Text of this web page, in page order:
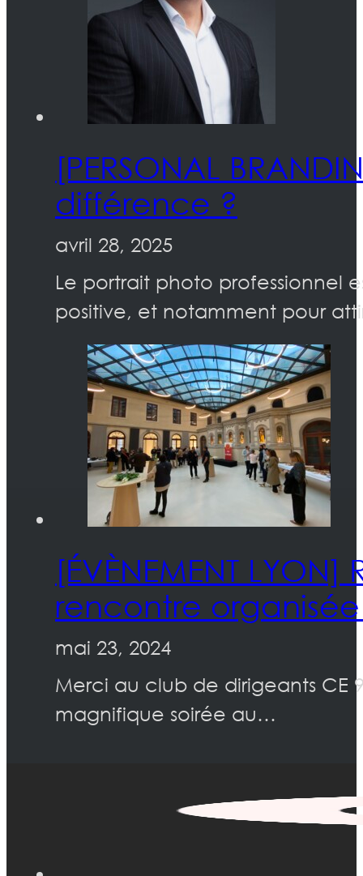
[PERSONAL
différence ?
avril 28, 2025
Le portrait photo professionnel
positive, et notamment pour
[ÉVÈNEMENT
rencontre
mai 23, 2024
Merci au club de dirigeants CE
magnifique soirée au…